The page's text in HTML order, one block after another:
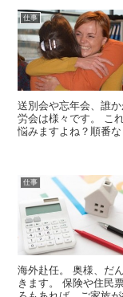
仕事
送別会や忘年会、誰
労会は様々です。 こ
悩みますよね？順番
仕事
海外赴任。 奥様、だ
きます。 保険や住民